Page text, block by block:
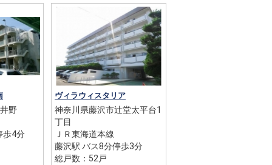
野
歩4分
ヴィラウィスタリア
神奈川県藤沢市辻堂太平台1
丁目
ＪＲ東海道本線
藤沢駅 バス8分停歩3分
総戸数：52戸